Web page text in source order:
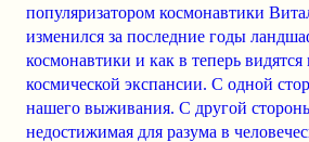
популяризатором космонавтики
изменился за последние годы
космонавтики и как в теперь
космической экспансии. С одной
нашего выживания. С другой
недостижимая для разума в